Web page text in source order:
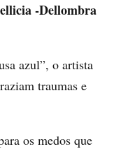
-Dellombra
azul”, o artista
traumas e
os medos que